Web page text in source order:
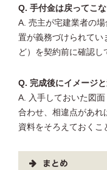
Q. 手付金は戻ってこ
A. 売主が宅建業者の
置が義務づけられてい
ど）を契約前に確認し
Q. 完成後にイメージ
A. 入手しておいた図
合わせ、相違点があれ
資料をそろえておくこ
まとめ